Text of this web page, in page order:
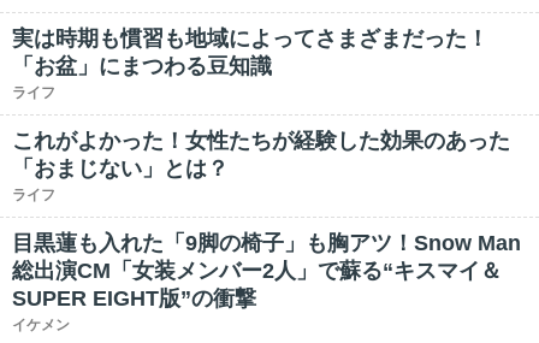
実は時期も慣習も地域によってさまざまだった！
「お盆」にまつわる豆知識
ライフ
これがよかった！女性たちが経験した効果のあった
「おまじない」とは？
ライフ
目黒蓮も入れた「9脚の椅子」も胸アツ！Snow Man
総出演CM「女装メンバー2人」で蘇る“キスマイ＆
SUPER EIGHT版”の衝撃
イケメン